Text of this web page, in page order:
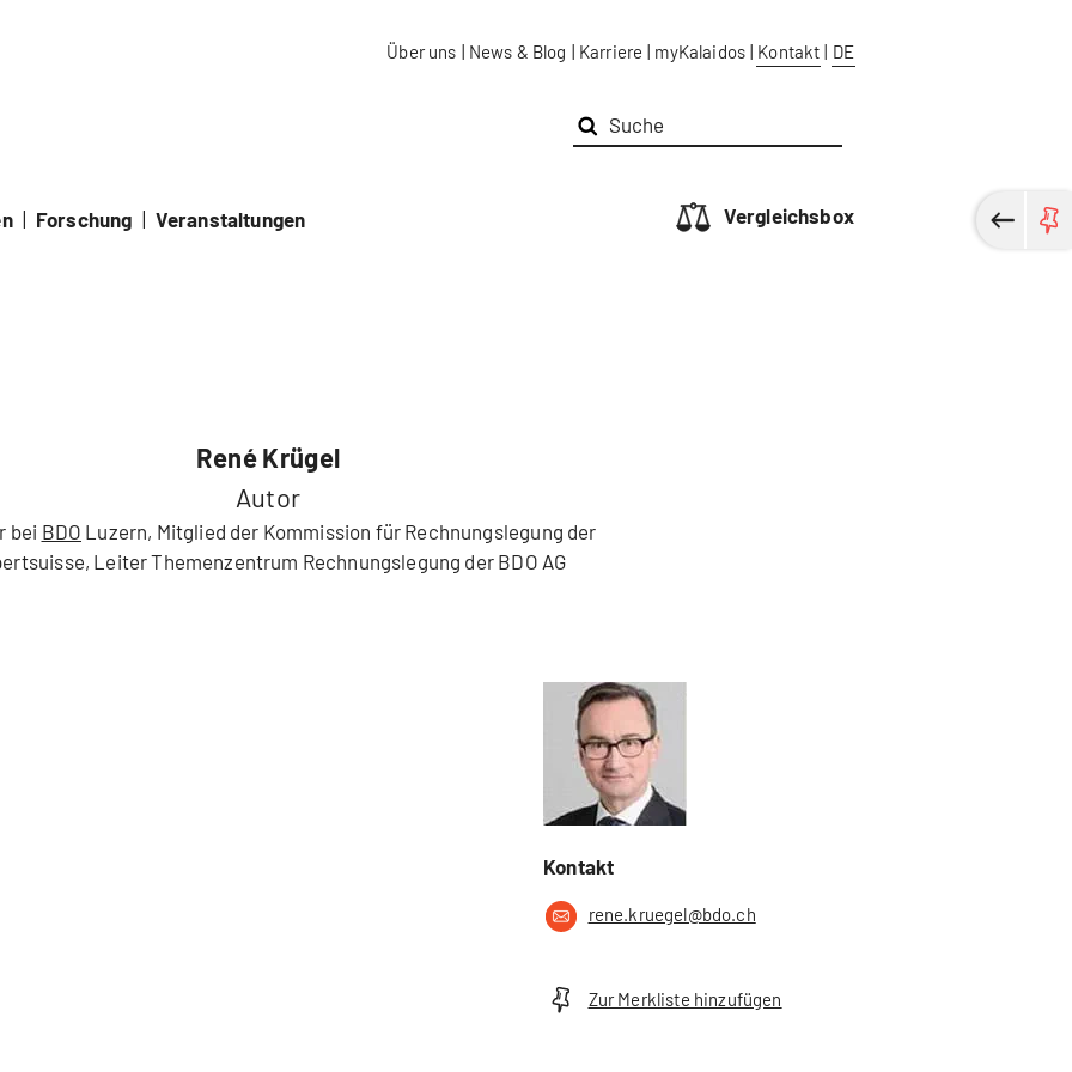
Über uns News & Blog Karriere myKalaidos Kontakt DE
Forschung Veranstaltungen Vergleichsbox
René Krügel
Autor
bei BDO Luzern, Mitglied der Kommission für Rechnungslegung der
Leiter Themenzentrum Rechnungslegung der BDO AG
Kontakt
rene.kruegel@bdo.ch
Zur Merkliste hinzufügen